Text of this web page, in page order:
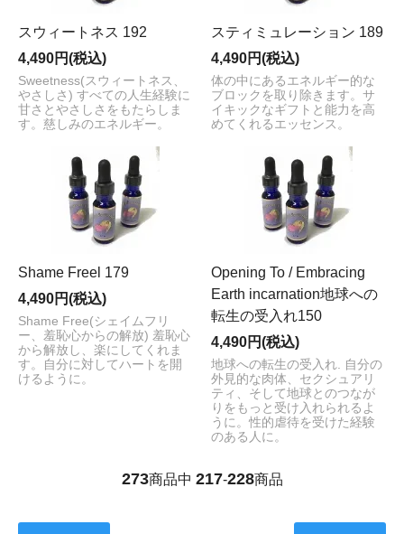
スウィートネス 192
4,490円(税込)
Sweetness(スウィートネス、
やさしさ) すべての人生経験に
甘さとやさしさをもたらしま
す。慈しみのエネルギー。
スティミュレーション 189
4,490円(税込)
体の中にあるエネルギー的な
ブロックを取り除きます。サ
イキックなギフトと能力を高
めてくれるエッセンス。
Shame Freel 179
4,490円(税込)
Shame Free(シェイムフリ
ー、羞恥心からの解放) 羞恥心
から解放し、楽にしてくれま
す。自分に対してハートを開
けるように。
Opening To / Embracing
Earth incarnation地球への
転生の受入れ150
4,490円(税込)
地球への転生の受入れ. 自分の
外見的な肉体、セクシュアリ
ティ、そして地球とのつなが
りをもっと受け入れられるよ
うに。性的虐待を受けた経験
のある人に。
273商品中 217-228商品